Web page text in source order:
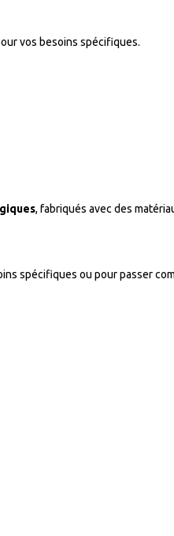
vos besoins spécifiques.
, fabriqués avec des
spécifiques ou pour passer